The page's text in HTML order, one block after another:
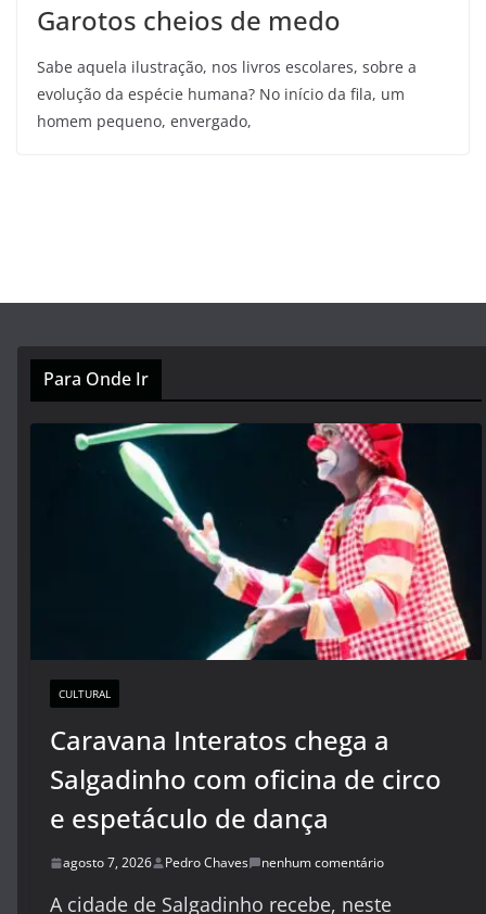
Garotos cheios de medo
Sabe aquela ilustração, nos livros escolares, sobre a
evolução da espécie humana? No início da fila, um
homem pequeno, envergado,
Para Onde Ir
CULTURAL
Caravana Interatos chega a
Salgadinho com oficina de circo
e espetáculo de dança
agosto 7, 2026 Pedro Chaves nenhum comentário
A cidade de Salgadinho recebe, neste